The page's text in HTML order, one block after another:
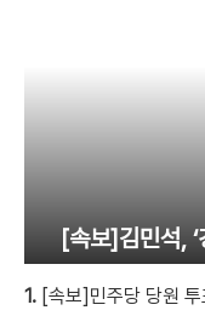
[속보]김민석, ‘
1. [속보]민주당 당원